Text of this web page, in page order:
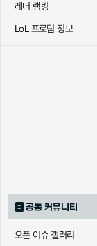
레더 랭킹
LoL 프로팀 정보
공통 커뮤니티
오픈 이슈 갤러리